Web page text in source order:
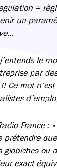
=
un
le
par
Ce mot
France :
prétendre
globiches ou
exact